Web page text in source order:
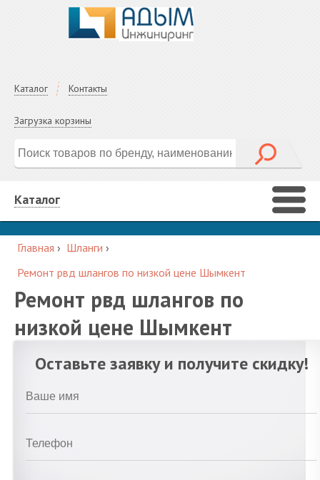
Каталог Контакты
Загрузка корзины
Каталог
Главная › Шланги ›
Ремонт рвд шлангов по низкой цене Шымкент
Ремонт рвд шлангов по
низкой цене Шымкент
Оставьте заявку и получите скидку!